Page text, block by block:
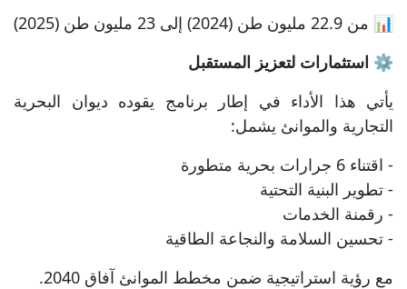
📊 من 22.9 مليون طن (2024) إلى 23 مليون طن (2025)
⚙️ استثمارات لتعزيز المستقبل
يأتي هذا الأداء في إطار برنامج يقوده ديوان البحرية
التجارية والموانئ يشمل:
- اقتناء 6 جرارات بحرية متطورة
- تطوير البنية التحتية
- رقمنة الخدمات
- تحسين السلامة والنجاعة الطاقية
مع رؤية استراتيجية ضمن مخطط الموانئ آفاق 2040.